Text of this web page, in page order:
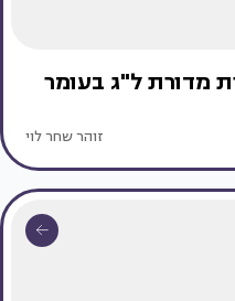
מדורת ל"ג בעומר
זוהר שחר לוי